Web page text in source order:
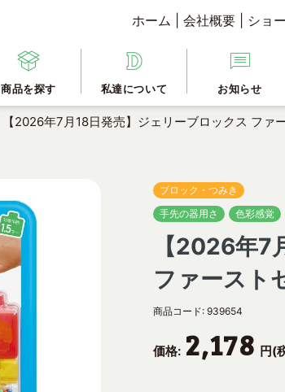
ホーム 会社概要 ショ
商品を探す 私達について お知らせ
【2026年7月18日発売】ジェリーブロックス ファ
ブロック・つみき
手先の器用さ
色彩感覚
【2026年7
ファースト
商品コード:939654
価格: 2,178 円(